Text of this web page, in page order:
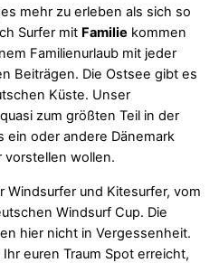
mehr zu erleben als sich so
Surfer mit Familie kommen
Familienurlaub mit jeder
Beiträgen. Die Ostsee gibt es
Küste. Unser
zum größten Teil in der
ein oder andere Dänemark
vorstellen wollen.
Windsurfer und Kitesurfer, vom
Windsurf Cup. Die
hier nicht in Vergessenheit.
euren Traum Spot erreicht,